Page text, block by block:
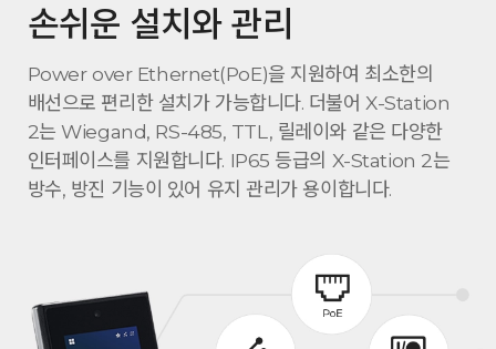
손쉬운 설치와 관리
Power over Ethernet(PoE)을 지원하여 최소한의
배선으로 편리한 설치가 가능합니다. 더불어 X-Station
2는 Wiegand, RS-485, TTL, 릴레이와 같은 다양한
인터페이스를 지원합니다. IP65 등급의 X-Station 2는
방수, 방진 기능이 있어 유지 관리가 용이합니다.